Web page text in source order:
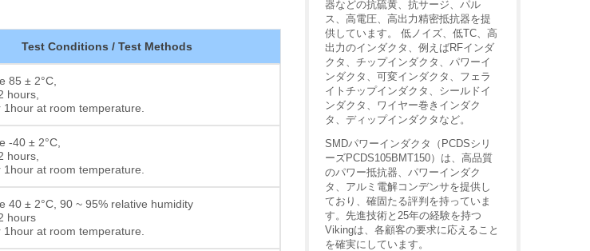
Test Conditions / Test Methods
85 ± 2°C,
hours,
1hour at room temperature.
-40 ± 2°C,
hours,
1hour at room temperature.
40 ± 2°C, 90 ~ 95% relative humidity
hours
1hour at room temperature.
器などの抗硫黄、抗サージ、パル
ス、高電圧、高出力精密抵抗器を提
供しています。 低ノイズ、低TC、高
出力のインダクタ、例えばRFインダ
クタ、チップインダクタ、パワーイ
ンダクタ、可変インダクタ、フェラ
イトチップインダクタ、シールドイ
ンダクタ、ワイヤー巻きインダク
タ、ディップインダクタなど。
SMDパワーインダクタ（PCDSシリ
ーズPCDS105BMT150）は、高品質
のパワー抵抗器、パワーインダク
タ、アルミ電解コンデンサを提供し
ており、確固たる評判を持っていま
す。先進技術と25年の経験を持つ
Vikingは、各顧客の要求に応えること
を確実にしています。